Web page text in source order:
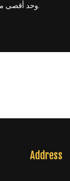
وحد أقصى مذهل للربح يصل إلى 5000 ضعف قيمة المشاركة.
Address